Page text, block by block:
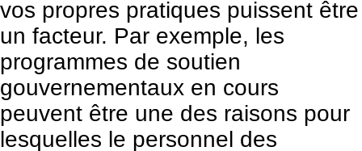
vos propres pratiques puissent être
un facteur. Par exemple, les
programmes de soutien
gouvernementaux en cours
peuvent être une des raisons pour
lesquelles le personnel des